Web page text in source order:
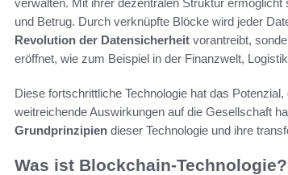
verwalten. Mit ihrer dezentralen Struktur
und Betrug. Durch verknüpfte Blöcke wird jeder
Revolution der Datensicherheit vorantreibt,
eröffnet, wie zum Beispiel in der Finanzwelt,
Diese fortschrittliche Technologie hat das
weitreichende Auswirkungen auf die Gesellschaft
Grundprinzipien dieser Technologie und ihre
Was ist Blockchain-Technologie?